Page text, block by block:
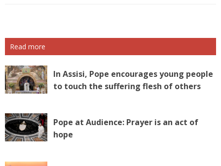
Read more
In Assisi, Pope encourages young people
to touch the suffering flesh of others
Pope at Audience: Prayer is an act of
hope